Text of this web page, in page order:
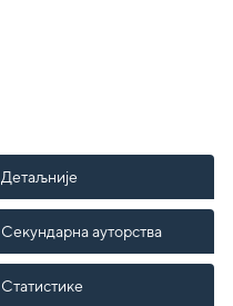
Детаљније
Секундарна ауторства
Статистике